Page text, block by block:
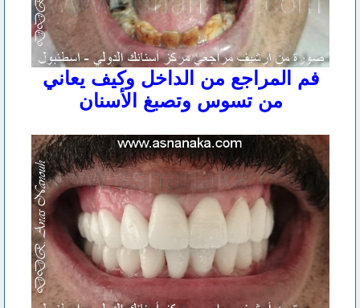
فم المراجع من الداخل وكيف يعاني
من تسوس وتصبغ الأسنان